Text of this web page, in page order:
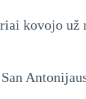
kovojo už